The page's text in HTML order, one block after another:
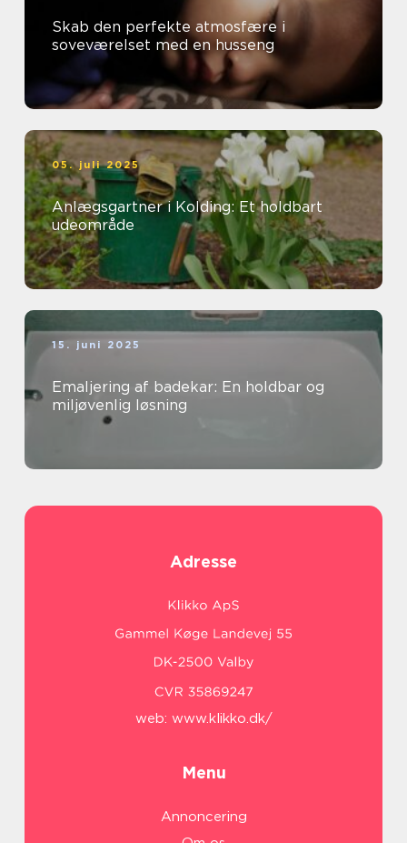
Skab den perfekte atmosfære i
soveværelset med en husseng
05. juli 2025
Anlægsgartner i Kolding: Et holdbart
udeområde
15. juni 2025
Emaljering af badekar: En holdbar og
miljøvenlig løsning
Adresse
web: www.klikko.dk/
Menu
Annoncering